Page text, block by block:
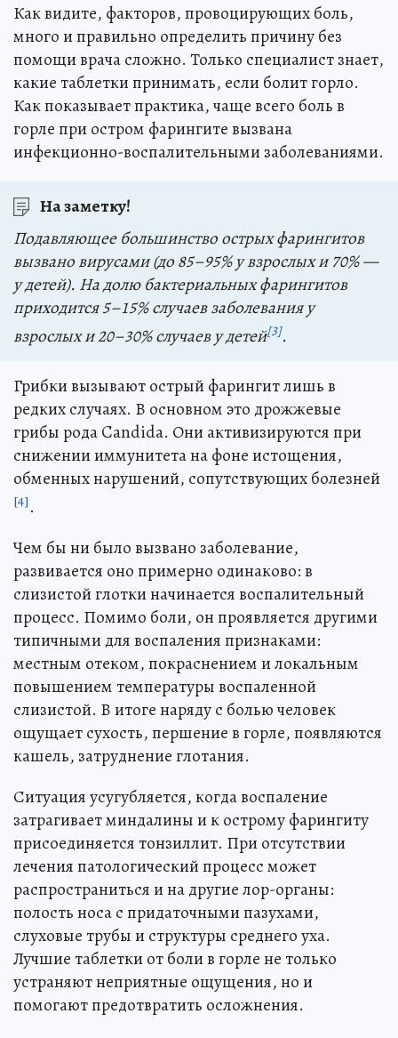
Как видите, факторов, провоцирующих боль,
много и правильно определить причину без
помощи врача сложно. Только специалист знает,
какие таблетки принимать, если болит горло.
Как показывает практика, чаще всего боль в
горле при остром фарингите вызвана
инфекционно-воспалительными заболеваниями.
На заметку!
Подавляющее большинство острых фарингитов
вызвано вирусами (до 85–95% у взрослых и 70% —
у детей). На долю бактериальных фарингитов
приходится 5–15% случаев заболевания у
взрослых и 20–30% случаев у детей[3].
Грибки вызывают острый фарингит лишь в
редких случаях. В основном это дрожжевые
грибы рода Candida. Они активизируются при
снижении иммунитета на фоне истощения,
обменных нарушений, сопутствующих болезней
[4].
Чем бы ни было вызвано заболевание,
развивается оно примерно одинаково: в
слизистой глотки начинается воспалительный
процесс. Помимо боли, он проявляется другими
типичными для воспаления признаками:
местным отеком, покраснением и локальным
повышением температуры воспаленной
слизистой. В итоге наряду с болью человек
ощущает сухость, першение в горле, появляются
кашель, затруднение глотания.
Ситуация усугубляется, когда воспаление
затрагивает миндалины и к острому фарингиту
присоединяется тонзиллит. При отсутствии
лечения патологический процесс может
распространиться и на другие лор-органы:
полость носа с придаточными пазухами,
слуховые трубы и структуры среднего уха.
Лучшие таблетки от боли в горле не только
устраняют неприятные ощущения, но и
помогают предотвратить осложнения.